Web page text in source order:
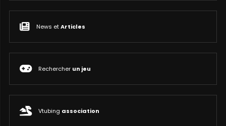
News etArticles
Rechercher un jeu
Vtubing association